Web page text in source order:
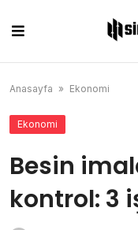
content
Anasayfa » Ekonomi
Ekonomi
Besin
kontrol: 3